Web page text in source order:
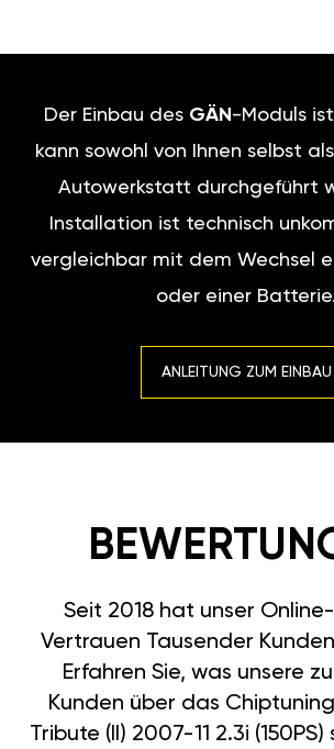
Der Einbau des GÄN -Moduls
kann sowohl von Ihnen selbst
Autowerkstatt durchgeführt
Installation ist technisch
vergleichbar mit dem Wechsel
oder einer Batterie.
ANLEITUNG ZUM EINBAU
Seit 2018 hat unser
Vertrauen Tausender
Erfahren Sie, was unsere
Kunden über das
Tribute (II) 2007-11 2.3i